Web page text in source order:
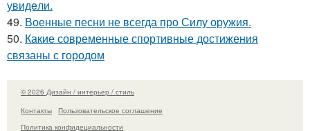
увидeли.
49. Военные песни не всегда про Силу оружия.
50. Какие современные спортивные достижения
связаны с городом
© 2026 Дизайн / интерьер / стиль
Контакты
Пользовательское соглашение
Политика конфидециальности